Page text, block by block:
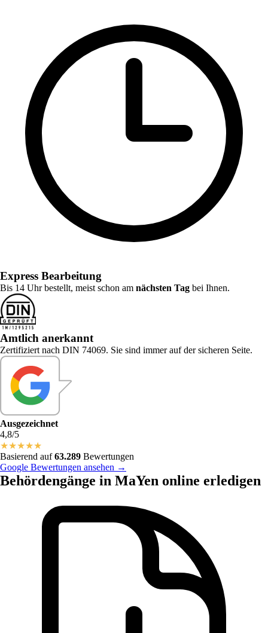
Express Bearbeitung
Bis 14 Uhr bestellt, meist schon am nächsten Tag bei Ihnen.
Amtlich anerkannt
Zertifiziert nach DIN 74069. Sie sind immer auf der sicheren Seite.
Ausgezeichnet
4,8/5
★★★★★
Basierend auf63.289 Bewertungen
Google Bewertungen ansehen →
Behördengänge in MaYen online erledigen